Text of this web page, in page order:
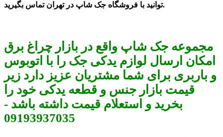
توانید با فروشگاه جک شاپ در تهران تماس بگیرید.
مجموعه جک شاپ واقع در بازار چراغ برق
امکان ارسال لوازم یدکی جک را با اتوبوس
و باربری برای شما مشتریان عزیز دارد زیر
قیمت بازار جنس و قطعه یدکی خود را
بخرید و استعلام قیمت داشته باشد -
09193937035